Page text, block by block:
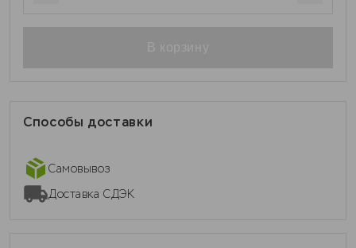
Способы доставки
Самовывоз
Доставка СДЭК